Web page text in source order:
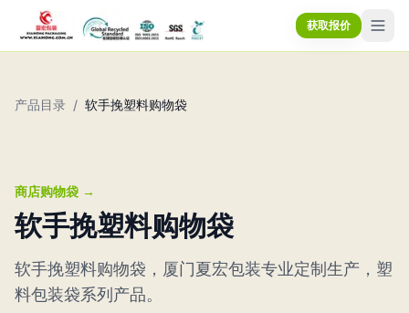
获取报价
产品目录 / 软手挽塑料购物袋
商店购物袋 →
软手挽塑料购物袋
软手挽塑料购物袋，厦门夏宏包装专业定制生产，塑
料包装袋系列产品。